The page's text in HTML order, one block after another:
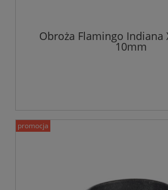
Obroża Flamingo Indiana
10mm
promocja